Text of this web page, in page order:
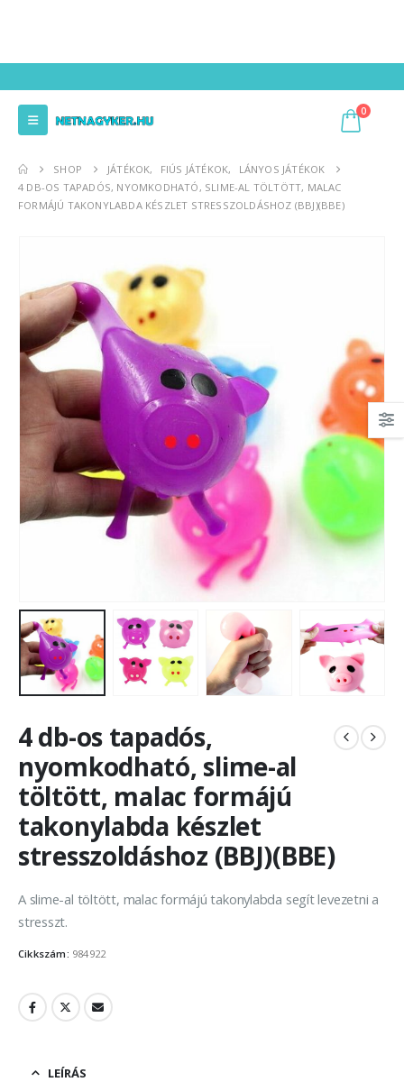
0
SHOP JÁTÉKOK, FIÚS JÁTÉKOK,
LÁNYOS JÁTÉKOK
4 DB-OS TAPADÓS, NYOMKODHATÓ, SLIME-AL TÖLTÖTT, MALAC
FORMÁJÚ TAKONYLABDA KÉSZLET STRESSZOLDÁSHOZ (BBJ)(BBE)
4 db-os tapadós,
nyomkodható, slime-al
töltött, malac formájú
takonylabda készlet
stresszoldáshoz (BBJ)(BBE)
A slime-al töltött, malac formájú takonylabda segít levezetni a
stresszt.
Cikkszám: 984922
LEÍRÁS